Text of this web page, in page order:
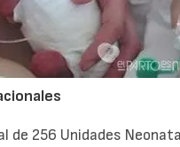
de 256 Unidades